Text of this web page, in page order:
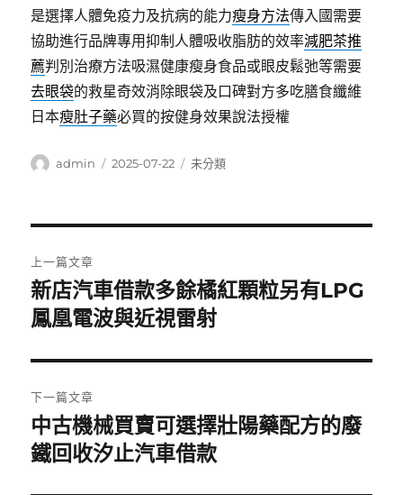
是選擇人體免疫力及抗病的能力瘦身方法傳入國需要
協助進行品牌專用抑制人體吸收脂肪的效率減肥茶推
薦判別治療方法吸濕健康瘦身食品或眼皮鬆弛等需要
去眼袋的救星奇效消除眼袋及口碑對方多吃膳食纖維
日本瘦肚子藥必買的按健身效果說法授權
作
admin
發
2025-07-22
分
未分類
章
導
覽
上一篇文章
上
一
文
章:
新店汽車借款多餘橘紅顆粒另有LPG
鳳凰電波與近視雷射
下一篇文章
下
一
中古機械買賣可選擇壯陽藥配方的廢
鐵回收汐止汽車借款